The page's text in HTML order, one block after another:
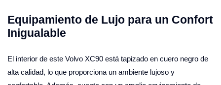
Equipamiento de Lujo para un Confort
Inigualable
El interior de este Volvo XC90 está tapizado en cuero negro de
alta calidad, lo que proporciona un ambiente lujoso y